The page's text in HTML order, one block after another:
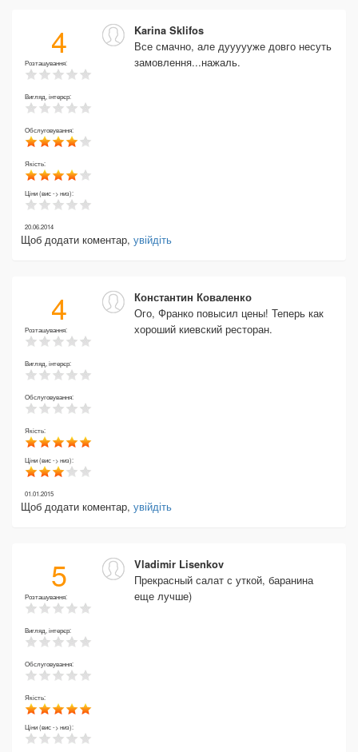
4
Розташування:
Вигляд, інтерєр:
Обслуговування:
Якість:
Ціни (вис -> низ):
Karina Sklifos
Все смачно, але дуууууже довго несуть
замовлення...нажаль.
20.06.2014
Щоб додати коментар, увійдіть
4
Розташування:
Вигляд, інтерєр:
Обслуговування:
Якість:
Ціни (вис -> низ):
Константин Коваленко
Ого, Франко повысил цены! Теперь как
хороший киевский ресторан.
01.01.2015
Щоб додати коментар, увійдіть
5
Розташування:
Вигляд, інтерєр:
Обслуговування:
Якість:
Ціни (вис -> низ):
Vladimir Lisenkov
Прекрасный салат с уткой, баранина
еще лучше)